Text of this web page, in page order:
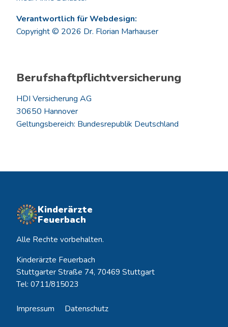
Verantwortlich für Webdesign:
Copyright © 2026 Dr. Florian Marhauser
Berufshaftpflichtversicherung
HDI Versicherung AG
30650 Hannover
Geltungsbereich: Bundesrepublik Deutschland
Kinderärzte
Feuerbach
Alle Rechte vorbehalten.
Kinderärzte Feuerbach
Stuttgarter Straße 74, 70469 Stuttgart
Tel: 0711/815023
Impressum Datenschutz